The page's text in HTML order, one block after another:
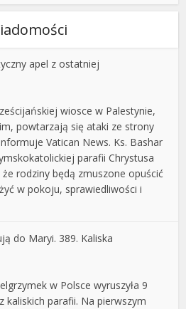
apel z ostatniej
wiosce w Palestynie,
powtarzają się ataki ze strony
Vatican News. Ks. Bashar
parafii Chrystusa
rodziny będą zmuszone opuścić
w pokoju, sprawiedliwości i
do Maryi. 389. Kaliska
w Polsce wyruszyła 9
kaliskich parafii. Na pierwszym